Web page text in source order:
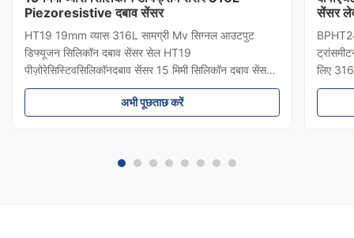
Piezoresistive दबाव सेंसर
HT19 19mm व्यास 316L सामग्री Mv सिग्नल आउटपुट
डिफ्यूजन सिलिकॉन दबाव सेंसर सेल HT19
पीज़ोरेसिस्टिवसिलिकॉनदबाव सेंसर 15 मिमी सिलिकॉन दबाव सेंसर
का परिचयः HT19 पिज़ोरेसिटिव सिलिकॉन दबाव सेंसर, मुख्य घटक
उच्च स्थिरता फैला प्रतिबिंब सिलिकॉन सेंसर तत्व है।सेंसर पैकेज
अभी पूछताछ करें
सेंसर
लिए
सुरक्षा